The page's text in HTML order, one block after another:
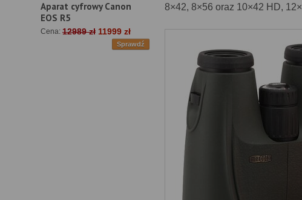
Aparat cyfrowy Canon
EOS R5
Cena: 12989 zł 11999 zł
Sprawdź
8×42, 8×56 oraz 10×42 HD,